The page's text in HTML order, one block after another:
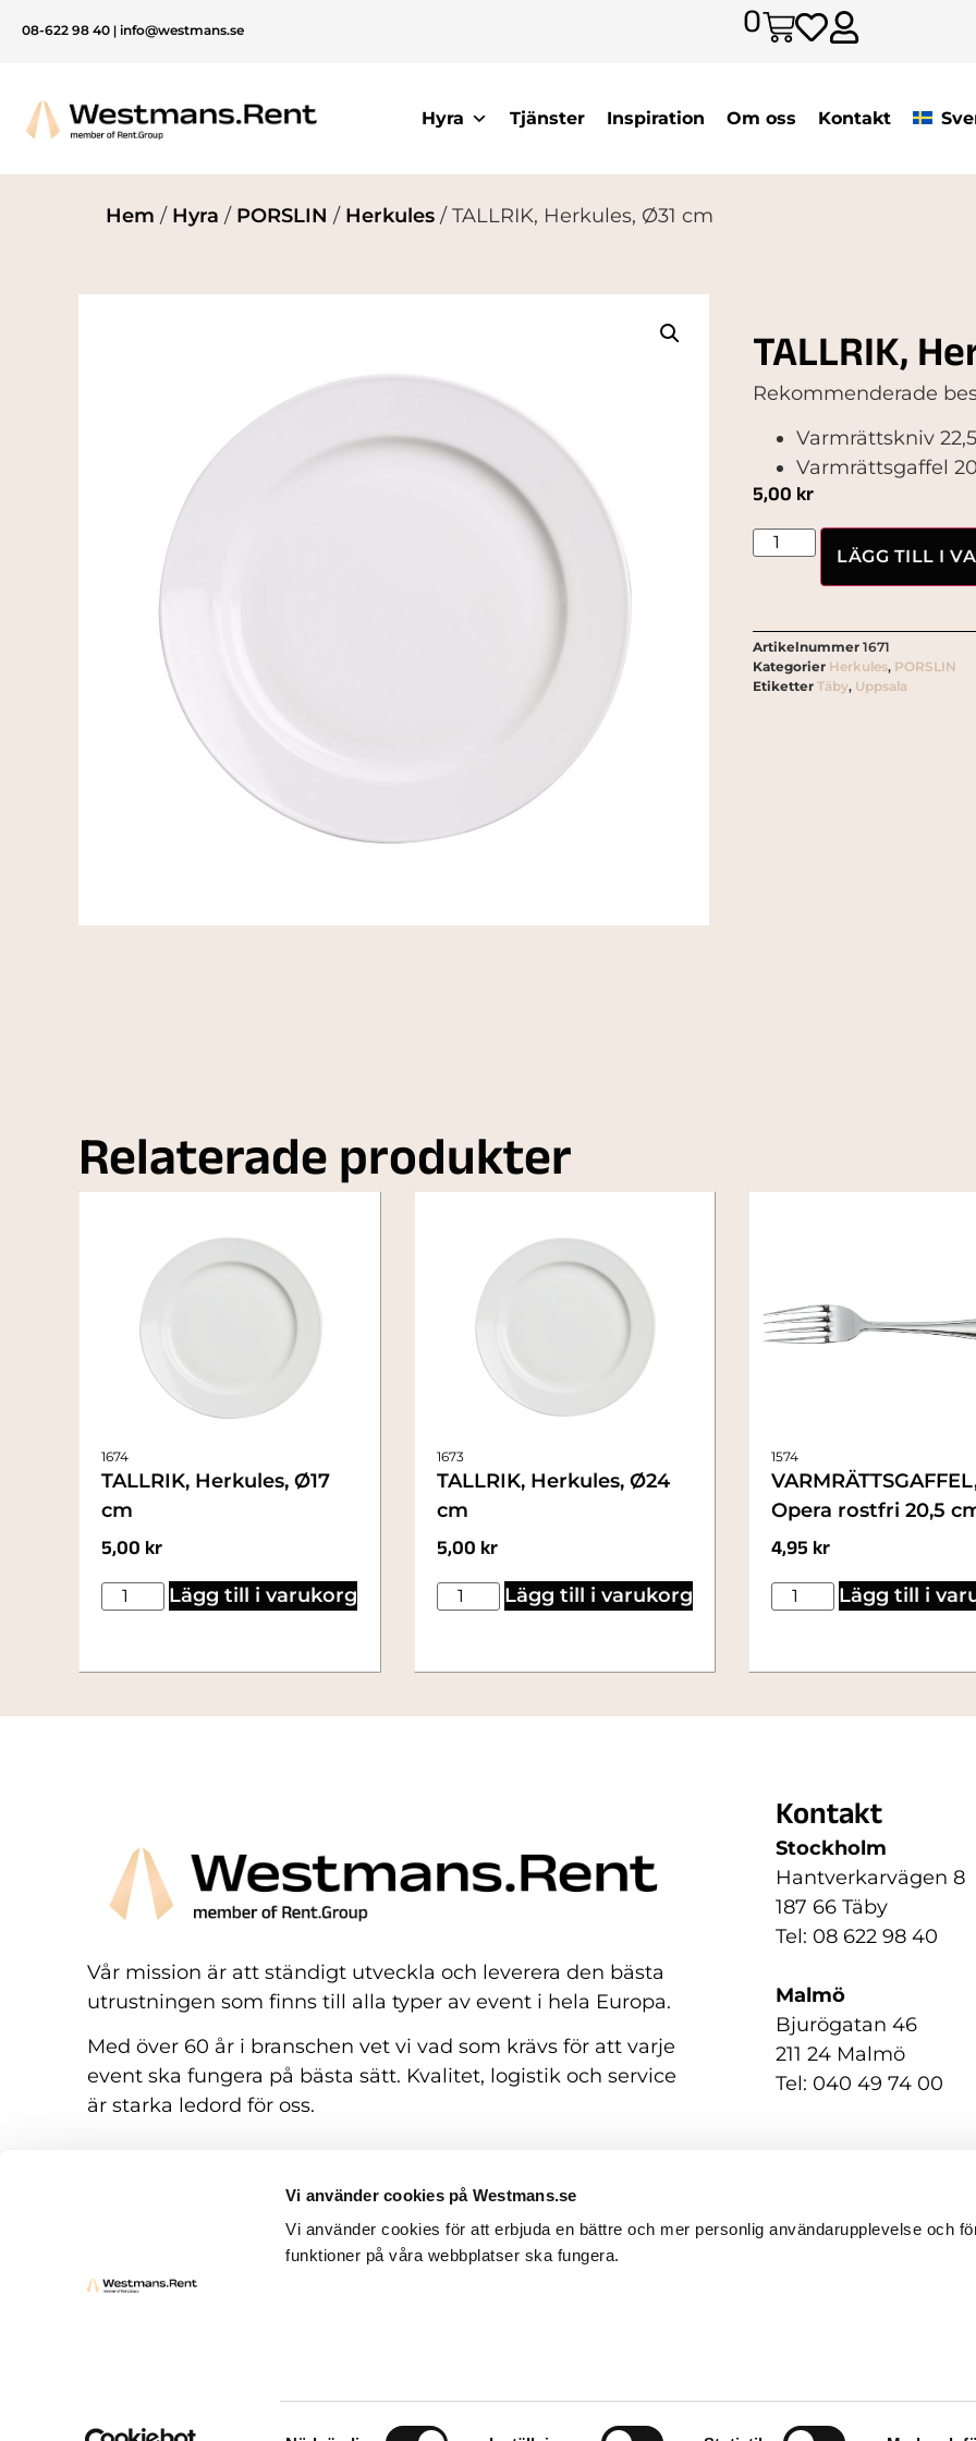
Vi använder cookies på Westmans.se
Vi använder cookies för att erbjuda en bättre och mer personlig användarupplevelse och
funktioner på våra webbplatser ska fungera.
Samtyckesval
08-622 98 40 | info@westmans.se 0
Hyra Tjänster Inspiration Om oss Kontakt
Hem / Hyra / PORSLIN / Herkules / TALLRIK, Herkules, Ø31 cm
TALLRIK,
Rekommenderade
Varmrättskniv
Varmrättsgaffel
5,00 kr
LÄGG TILL I
Artikelnummer1671
Kategorier Herkules, PORSLIN
Etiketter Täby, Uppsala
Relaterade produkter
1674
TALLRIK, Herkules, Ø17
cm
5,00 kr
Lägg till i varukorg
1673
TALLRIK, Herkules, Ø24
cm
5,00 kr
Lägg till i varukorg
1574
Opera rostfri 20,5
4,95 kr
Lägg till i
Vår mission är att ständigt utveckla och leverera den bästa
utrustningen som finns till alla typer av event i hela Europa.
Med över 60 år i branschen vet vi vad som krävs för att varje
event ska fungera på bästa sätt. Kvalitet, logistik och service
är starka ledord för oss.
Kontakt
Stockholm
Hantverkarvägen 8
187 66 Täby
Tel: 08 622 98 40
Malmö
Bjurögatan 46
211 24 Malmö
Tel: 040 49 74 00
English Svenska